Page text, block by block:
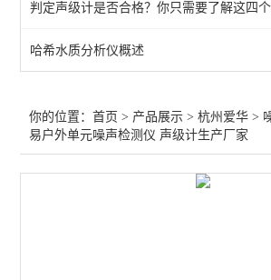
查看全部 >>
判定声级计是否合格？你只需要了解这四
哈希水质分析仪概述
你的位置：首页 > 产品展示 >杭州爱华 >
易户外单元噪声检测仪 声级计生产厂家